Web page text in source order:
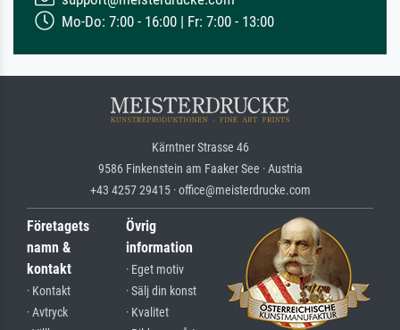
Mo-Do: 7:00 - 16:00 | Fr: 7:00 - 13:00
Kärntner Strasse 46
9586 Finkenstein am Faaker See · Austria
+43 4257 29415 · office@meisterdrucke.com
Företagets
namn &
kontakt
· Kontakt
· Avtryck
Övrig
information
· Eget motiv
· Sälj din konst
· Kvalitet